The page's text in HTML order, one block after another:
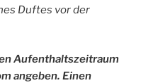
Duftes vor der
Aufenthaltszeitraum
angeben. Einen